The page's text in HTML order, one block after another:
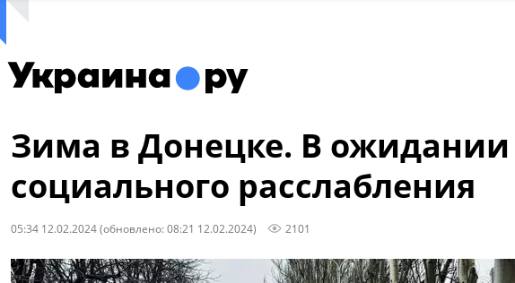
Зима в Донецке. В ожидании
социального расслабления
05:34 12.02.2024(обновлено: 08:21 12.02.2024) 2101